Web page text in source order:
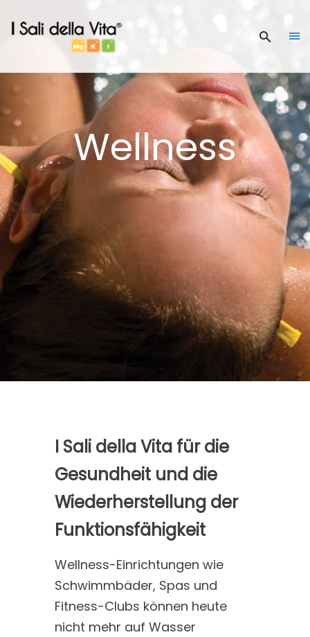
Wellness
I Sali della Vita für die
Gesundheit und die
Wiederherstellung der
Funktionsfähigkeit
Wellness-Einrichtungen wie
Schwimmbäder, Spas und
Fitness-Clubs können heute
nicht mehr auf Wasser